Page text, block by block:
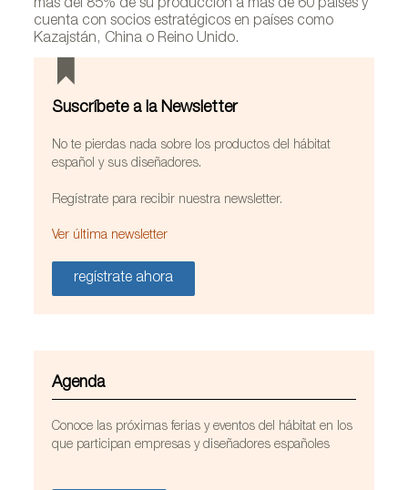
Sillón FLUTE diseñado por Michele Mantovani para
Colección Alexandra
más del 85% de su producción a más de 60 países y
cuenta con socios estratégicos en países como
Kazajstán, China o Reino Unido.
Suscríbete a la Newsletter
No te pierdas nada sobre los productos del hábitat
español y sus diseñadores.
Regístrate para recibir nuestra newsletter.
Ver última newsletter
regístrate ahora
Agenda
Conoce las próximas ferias y eventos del hábitat en los
que participan empresas y diseñadores españoles